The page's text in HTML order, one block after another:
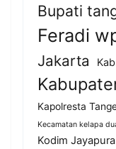
Bupati
Feradi
Jakarta
Kapolresta
Kecamatan kelapa
Kodim Jayapura